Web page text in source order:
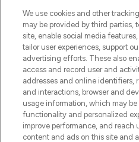
LOOKFANTASTIC
beautybestemming
beste
make-up van meer
Shop online of via
verzending
Cookie-
Do Not Sell or
We use cookies and other
may be provided by third parties,
site, enable social media
tailor user experiences, support
advertising efforts. These also
access and record user and
addresses and online identifiers,
and interactions, browser and
usage information, which may
functionality and personalized
improve performance, and reach
content and ads on this site and